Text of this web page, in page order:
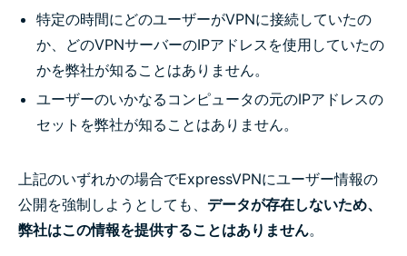
特定の時間にどのユーザーがVPNに接続していたの
か、どのVPNサーバーのIPアドレスを使用していたの
かを弊社が知ることはありません。
ユーザーのいかなるコンピュータの元のIPアドレスの
セットを弊社が知ることはありません。
上記のいずれかの場合でExpressVPNにユーザー情報の
公開を強制しようとしても、 データが存在しないため、
弊社はこの情報を提供することはありません。